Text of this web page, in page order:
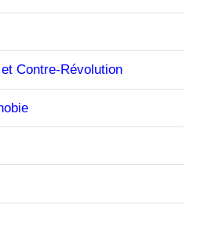
Contre-Révolution